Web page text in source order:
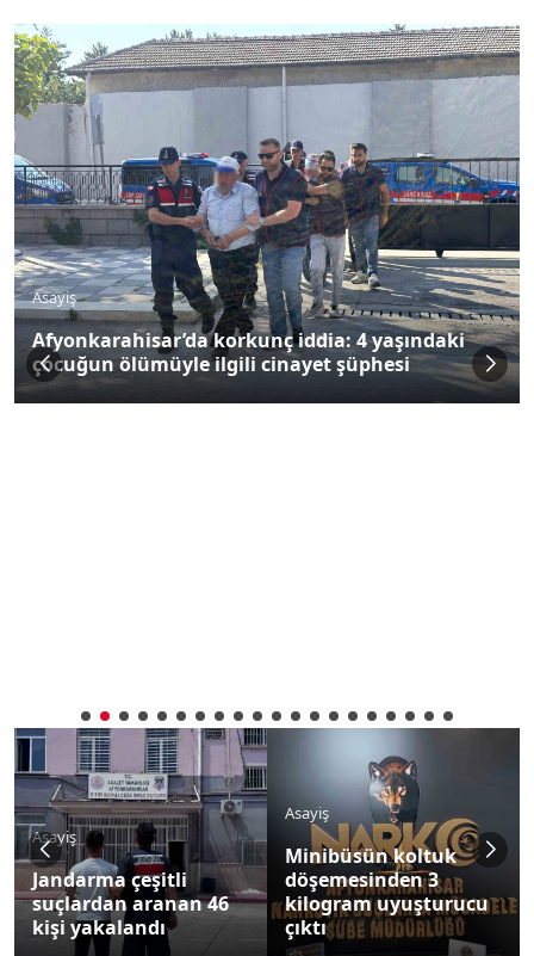
Asayiş
Afyonkarahisar’da korkunç iddia: 4 yaşındaki
çocuğun ölümüyle ilgili cinayet şüphesi
Asayiş
Jandarma çeşitli
suçlardan aranan 46
kişi yakalandı
Asayiş
Minibüsün koltuk
döşemesinden 3
kilogram uyuşturucu
çıktı